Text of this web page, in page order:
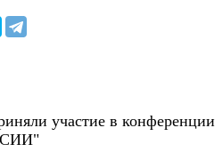
участие в конференции